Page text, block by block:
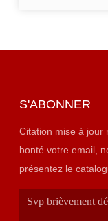
S'ABONNER
Citation mise à jour
bonté votre email,
présentez le